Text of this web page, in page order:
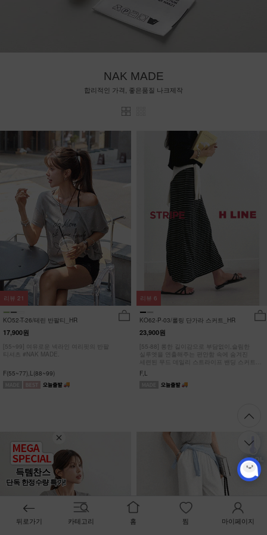
득템찬스
단독 한정수량 특가!
NAK MADE
합리적인 가격, 좋은품질 나크제작
KO52-T-26/테린 반팔티_HR
17,900원
[55~99] 여유로운 넥라인 여리핏의 반팔
티셔츠 #NAK MADE.
F(55~77),L(88~99)
리뷰 21
KO62-P-03/롤링 단가라 스커트_HR
23,900원
[55-88] 롱한 길이감으로 부담없이,슬림한
실루엣을 연출해주는 편안함 속에 숨겨진
세련된 무드 데일리 스트라이프 밴딩 스커트
#NAK MADE.
F,L
리뷰 6
뒤로가기 카테고리 홈 찜 마이페이지